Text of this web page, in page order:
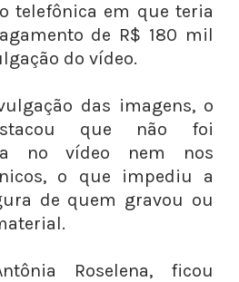
telefônica em que teria
de R$ 180 mil
do vídeo.
das imagens, o
que não foi
no vídeo nem nos
o que impediu a
de quem gravou ou
Roselena, ficou